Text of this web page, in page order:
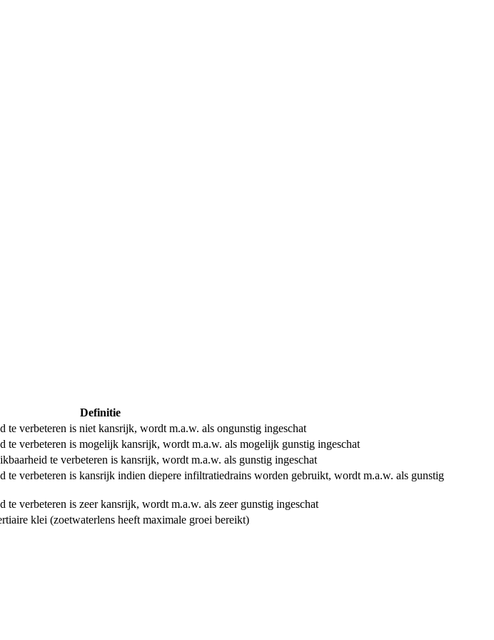
Definitie
te verbeteren is niet kansrijk, wordt m.a.w. als ongunstig ingeschat
te verbeteren is mogelijk kansrijk, wordt m.a.w. als mogelijk gunstig ingeschat
te verbeteren is kansrijk, wordt m.a.w. als gunstig ingeschat
te verbeteren is kansrijk indien diepere infiltratiedrains worden gebruikt, wordt m.a.w. als gunstig
te verbeteren is zeer kansrijk, wordt m.a.w. als zeer gunstig ingeschat
klei (zoetwaterlens heeft maximale groei bereikt)